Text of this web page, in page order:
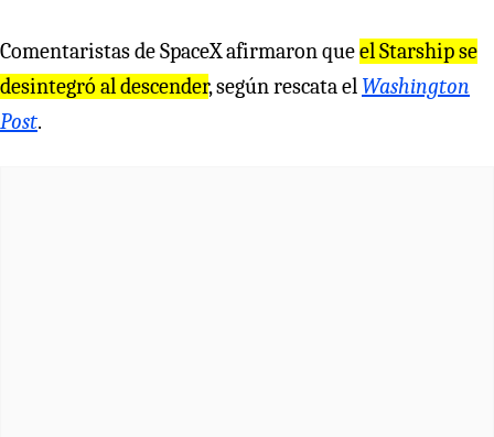
Comentaristas de SpaceX afirmaron queel Starship se
desintegró al descender, según rescata el Washington
Post.